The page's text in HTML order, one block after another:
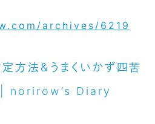
方法＆うまくいかず四苦
| norirow’s Diary